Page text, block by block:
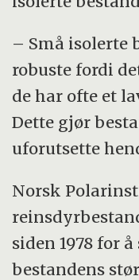
– Små isolerte
robuste fordi
de har ofte et
Dette gjør
uforutsette
Norsk
siden 1978 for
bestandens